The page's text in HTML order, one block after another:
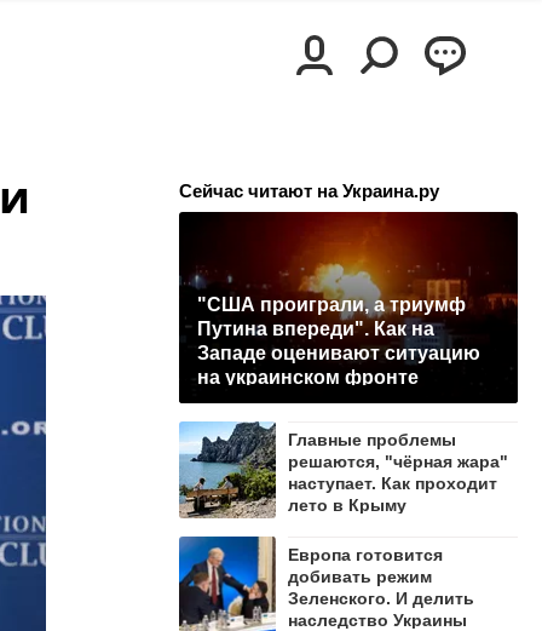
Сейчас читают на Украина.ру
"США проиграли, а триумф
Путина впереди". Как на
Западе оценивают ситуацию
на украинском фронте
Главные проблемы
решаются, "чёрная жара"
наступает. Как проходит
лето в Крыму
Европа готовится
добивать режим
Зеленского. И делить
наследство Украины